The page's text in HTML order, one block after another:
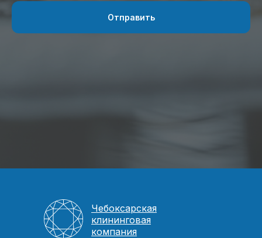
Отправить
Чебоксарская
клининговая
компания